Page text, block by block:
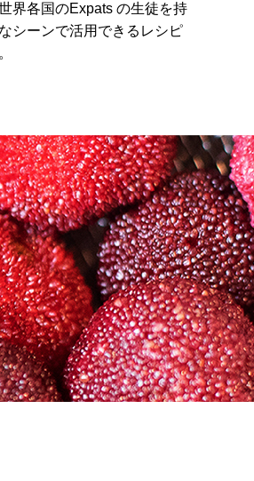
界各国のExpats の生徒を持
シーンで活用できるレシピ